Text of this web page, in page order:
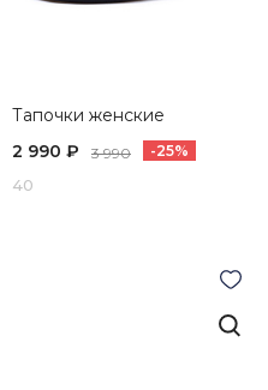
Тапочки женские
2 990 ₽
3 990 -25%
40